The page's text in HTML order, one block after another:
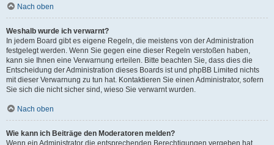
Nach oben
Weshalb wurde ich verwarnt?
In jedem Board gibt es eigene Regeln, die meistens von der Administration
festgelegt werden. Wenn Sie gegen eine dieser Regeln verstoßen haben,
kann sie Ihnen eine Verwarnung erteilen. Bitte beachten Sie, dass dies die
Entscheidung der Administration dieses Boards ist und phpBB Limited nichts
mit dieser Verwarnung zu tun hat. Kontaktieren Sie einen Administrator, sofern
Sie sich die nicht sicher sind, wieso Sie verwarnt wurden.
Nach oben
Wie kann ich Beiträge den Moderatoren melden?
Wenn ein Administrator die entsprechenden Berechtigungen vergeben hat,